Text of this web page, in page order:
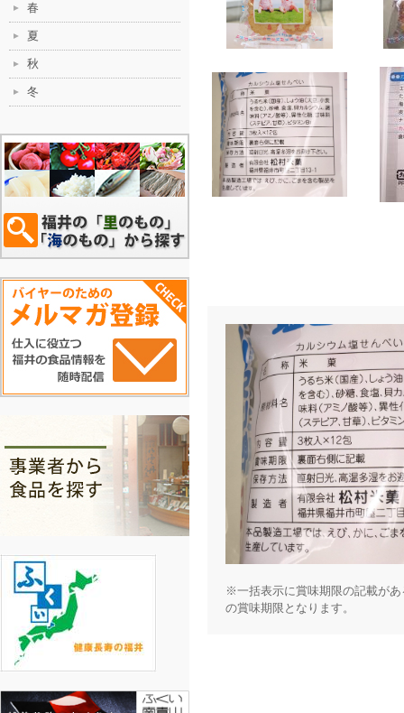
※一括表示に賞味期限の記載が
の賞味期限となります。
春
夏
秋
冬